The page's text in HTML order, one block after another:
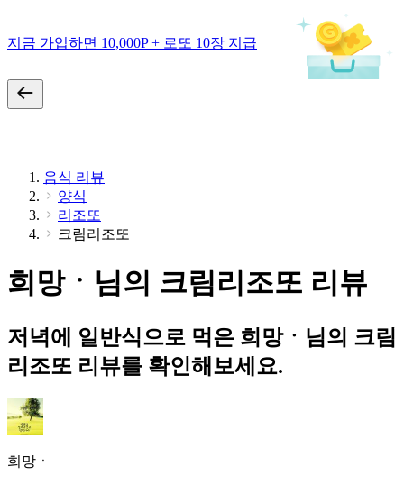
지금 가입하면 10,000P + 로또 10장 지급
음식 리뷰
양식
리조또
크림리조또
희망ㆍ님의 크림리조또 리뷰
저녁에 일반식으로 먹은 희망ㆍ님의 크림
리조또 리뷰를 확인해보세요.
희망ㆍ